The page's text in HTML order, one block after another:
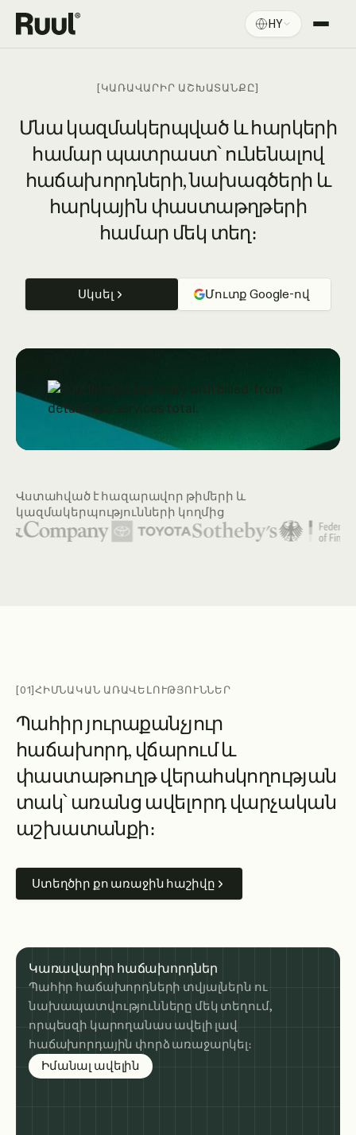
Ruul-ի գլխավոր էջ HY
Ռեսուրսներ
[ԿԱՌԱՎԱՐԻՐ ԱՇԽԱՏԱՆՔԸ]
Մնա կազմակերպված և հարկերի
համար պատրաստ՝ ունենալով
հաճախորդների, նախագծերի և
հարկային փաստաթղթերի
համար մեկ տեղ։
Սկսել Մուտք Google-ով
Վստահված է հազարավոր թիմերի և
կազմակերպությունների կողմից
[01]ՀԻՄՆԱԿԱՆ ԱՌԱՎԵԼՈՒԹՅՈՒՆՆԵՐ
Պահիրյուրաքանչյուր
հաճախորդ, վճարումև
փաստաթուղթվերահսկողության
տակ՝առանց ավելորդ վարչական
աշխատանքի։
Ստեղծիր քո առաջին հաշիվը
Կառավարիր հաճախորդներ
Պահիր հաճախորդների տվյալներն ու
նախապատվությունները մեկ տեղում,
որպեսզի կարողանաս ավելի լավ
հաճախորդային փորձ առաջարկել։
Իմանալ ավելին about managing clients